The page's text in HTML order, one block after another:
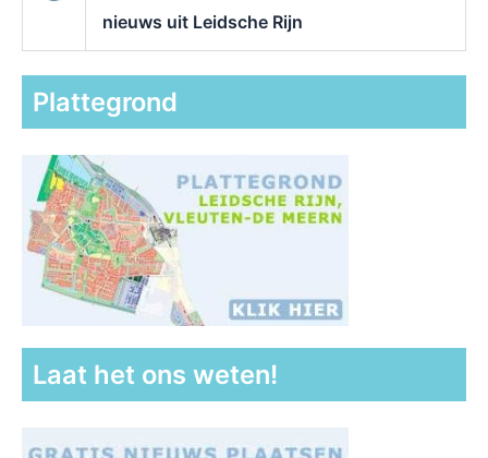
nieuws uit Leidsche Rijn
Plattegrond
Laat het ons weten!